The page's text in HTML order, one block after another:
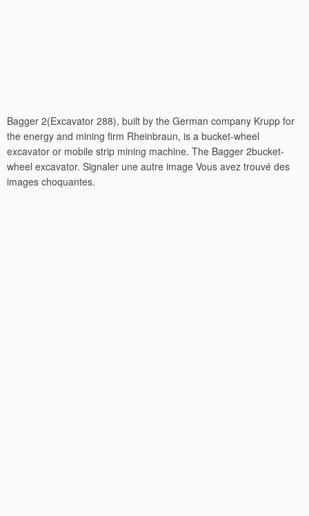
Bagger 2(Excavator 288), built by the German company Krupp for
the energy and mining firm Rheinbraun, is a bucket-wheel
excavator or mobile strip mining machine. The Bagger 2bucket-
wheel excavator. Signaler une autre image Vous avez trouvé des
images choquantes.